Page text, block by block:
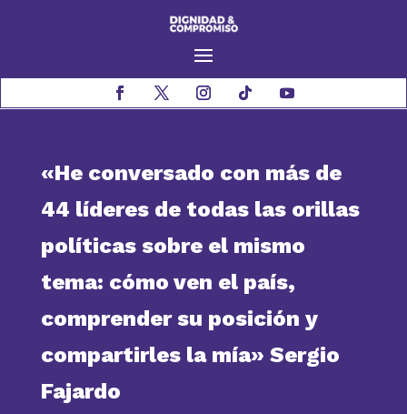
«He conversado con más de
44 líderes de todas las orillas
políticas sobre el mismo
tema: cómo ven el país,
comprender su posición y
compartirles la mía» Sergio
Fajardo